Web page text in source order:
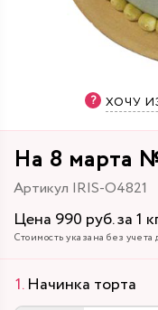
ХОЧУ
На 8 марта
Артикул IRIS-O4821
Цена 990 руб. за 1
Стоимость указана без учета
Начинка торта